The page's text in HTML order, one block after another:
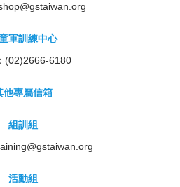
軍訓練中心
(02)2666-6180
他專屬信箱
組訓組
活動組